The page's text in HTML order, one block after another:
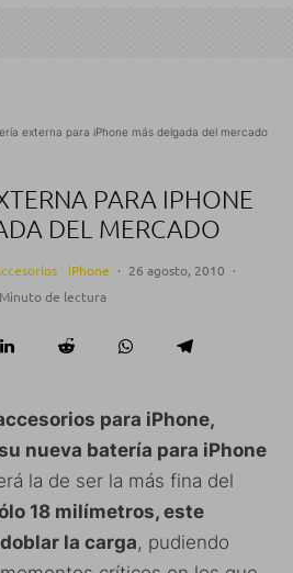
externa para iPhone más delgada del mercado
PARA IPHONE
DEL MERCADO
iPhone · 26 agosto, 2010 ·
de lectura
para iPhone,
nueva batería para iPhone
la de ser la más fina del
18 milímetros, este
la carga, pudiendo